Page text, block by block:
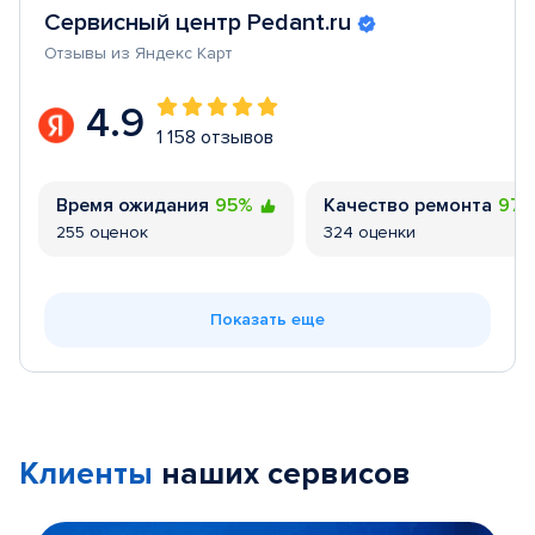
Сервисный центр Pedant.ru
Отзывы из Яндекс Карт
4.9 1 158 отзывов
Время ожидания 95%
255 оценок
Качество ремонта
324 оценки
Показать еще
Клиенты наших сервисов